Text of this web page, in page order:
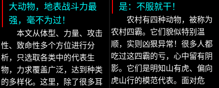
大动物，地表战斗力最
强，毫不为过！
本文从体型、力量、攻击
性、致命性多个方位进行分
析，只选取各类中的代表生
物，力求覆盖广泛，达到种类
的多样化。这里，除了很多耳
是：不服就干！
农村有四种动物，被称为
农村四霸。它们貌似特别温
顺，实则凶狠异常！很多人都
吃过这四霸的亏，心中留有阴
影。它们是明知山有虎、偏向
虎山行的模范代表。面对危